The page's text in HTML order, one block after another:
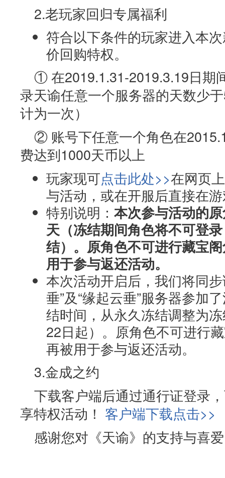
2.老玩家回归专属福利
符合以下条件的玩家进入本
价回购特权。
① 在2019.1.31-2019.3.19日期
录天谕任意一个服务器的天数少
计为一次）
② 账号下任意一个角色在
费达到1000天币以上
玩家现可点击此处>>在网页
与活动，或在开服后直接在
特别说明： 本次参与活动的
天（冻结期间角色将不可登
结）。原角色不可进行藏宝
用于参与返还活动。
本次活动开启后，我们将同
垂”及“缘起云垂”服务器参加
结时间，从永久冻结调整为
22日起）。原角色不可进行
再被用于参与返还活动。
3.金成之约
下载客户端后通过通行证登录
享特权活动！ 客户端下载点击>>
感谢您对《天谕》的支持与喜